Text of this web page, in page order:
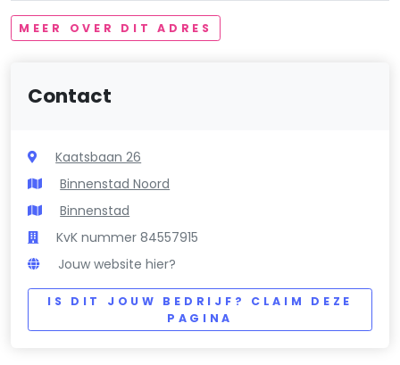
MEER OVER DIT ADRES
Contact
Kaatsbaan 26
Binnenstad Noord
Binnenstad
KvK nummer 84557915
Jouw website hier?
IS DIT JOUW BEDRIJF? CLAIM DEZE
PAGINA